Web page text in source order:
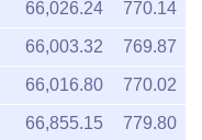
66,026.24 770.14
66,003.32 769.87
66,016.80 770.02
66,855.15 779.80